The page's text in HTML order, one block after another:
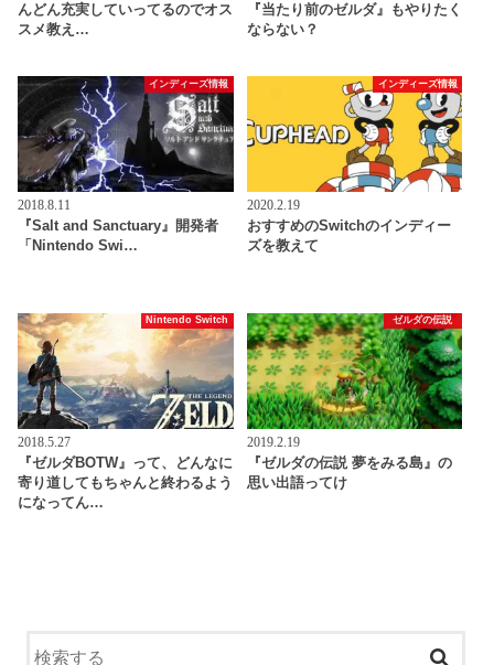
んどん充実していってるのでオス
スメ教え…
『当たり前のゼルダ』もやりたく
ならない？
インディーズ情報
2018.8.11
『Salt and Sanctuary』開発者
「Nintendo Swi…
インディーズ情報
2020.2.19
おすすめのSwitchのインディー
ズを教えて
Nintendo Switch
2018.5.27
『ゼルダBOTW』って、どんなに
寄り道してもちゃんと終わるよう
になってん…
ゼルダの伝説
2019.2.19
『ゼルダの伝説 夢をみる島』の
思い出語ってけ